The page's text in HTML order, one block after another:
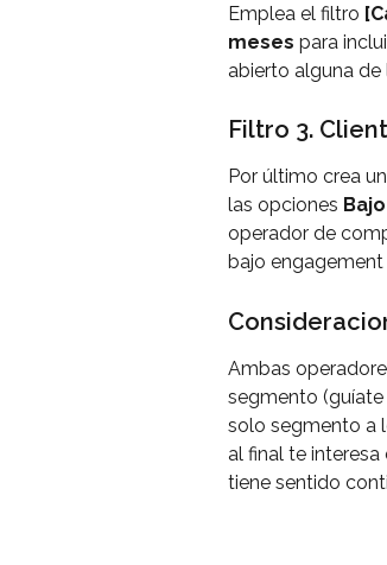
Emplea el filtro
meses para
abierto alguna de
Filtro 3.
Por último crea
las opciones Bajo
operador de
bajo
Ambas
segmento (guíate
solo segmento a
al final te
tiene sentido